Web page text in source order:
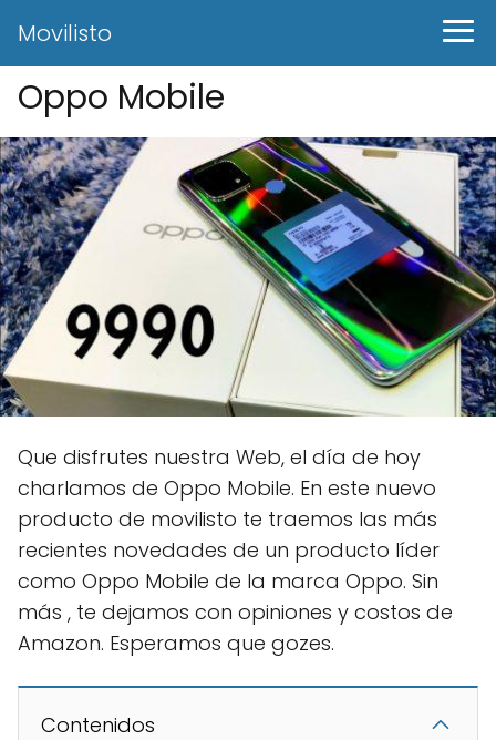
Movilisto
Oppo Mobile
Que disfrutes nuestra Web, el día de hoy
charlamos de Oppo Mobile. En este nuevo
producto de movilisto te traemos las más
recientes novedades de un producto líder
como Oppo Mobile de la marca Oppo. Sin
más , te dejamos con opiniones y costos de
Amazon. Esperamos que gozes.
Contenidos